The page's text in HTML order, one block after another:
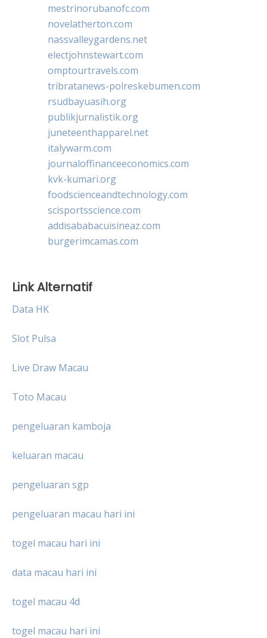
mestrinorubanofc.com
novelatherton.com
nassvalleygardens.net
electjohnstewart.com
omptourtravels.com
tribratanews-polreskebumen.com
rsudbayuasih.org
publikjurnalistik.org
juneteenthapparel.net
italywarm.com
journaloffinanceeconomics.com
kvk-kumari.org
foodscienceandtechnology.com
scisportsscience.com
addisababacuisineaz.com
burgerimcamas.com
Link Alternatif
Data HK
Slot Pulsa
Live Draw Macau
Toto Macau
pengeluaran kamboja
keluaran macau
pengeluaran sgp
pengeluaran macau hari ini
togel macau hari ini
data macau hari ini
togel macau 4d
togel macau hari ini